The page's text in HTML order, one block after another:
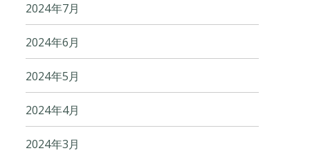
2024年7月
2024年6月
2024年5月
2024年4月
2024年3月